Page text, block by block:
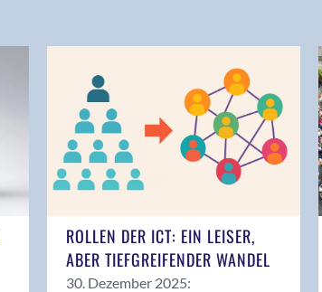
Andelfingen
Balsthal
Balzers
Bassersdorf
ROLLEN DER ICT: EIN LEISER,
ABER TIEFGREIFENDER WANDEL
30. Dezember 2025: